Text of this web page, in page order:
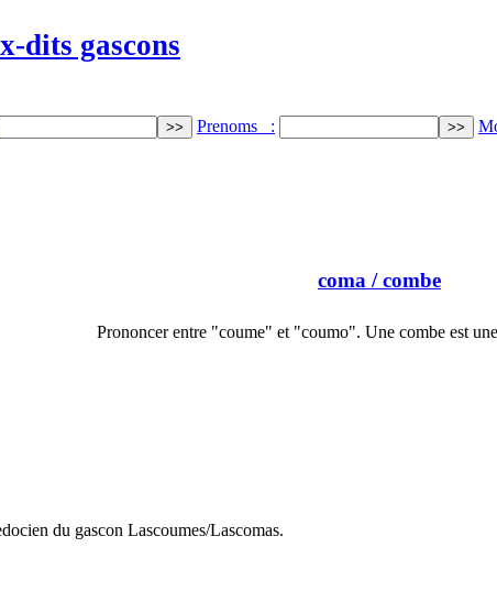
dits gascons
Prenoms :
coma / combe
Prononcer entre "coume" et "coumo". Une combe est
du gascon Lascoumes/Lascomas.